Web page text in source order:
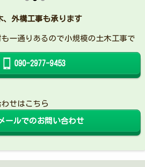
、外構工事も承ります
一通りあるので小規模の土木工事で
090-2977-9453
せはこちら
ールでのお問い合わせ